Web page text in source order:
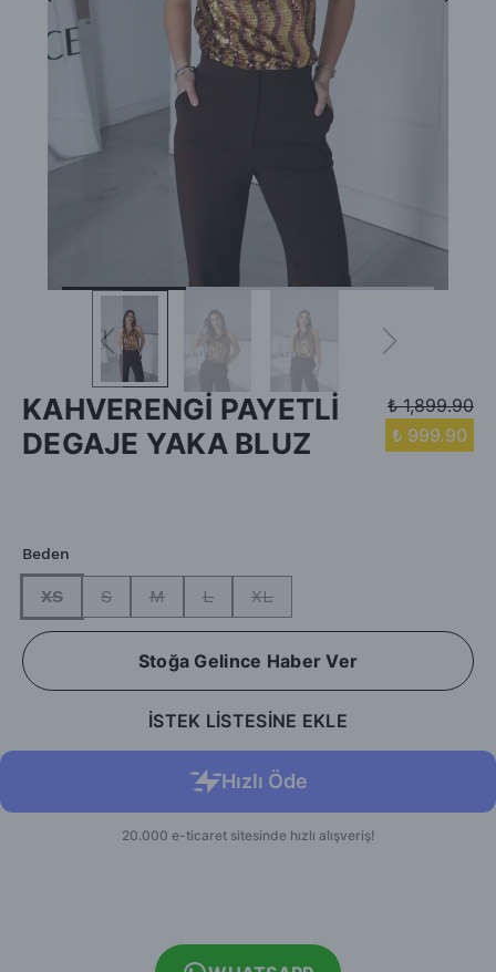
KAHVERENGİ PAYETLİ
DEGAJE YAKA BLUZ
₺ 1,899.90
₺ 999.90
Beden
XS S M L XL
Stoğa Gelince Haber Ver
İSTEK LİSTESİNE EKLE